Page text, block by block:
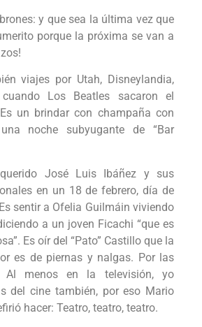
y que sea la última vez que
porque la próxima se van a
viajes por Utah, Disneylandia,
Los Beatles sacaron el
un brindar con champaña con
noche subyugante de “Bar
José Luis Ibáñez y sus
en un 18 de febrero, día de
sentir a Ofelia Guilmáin viviendo
a un joven Ficachi “que es
Es oír del “Pato” Castillo que la
es de piernas y nalgas. Por las
Al menos en la televisión, yo
del cine también, por eso Mario
hacer: Teatro, teatro, teatro.